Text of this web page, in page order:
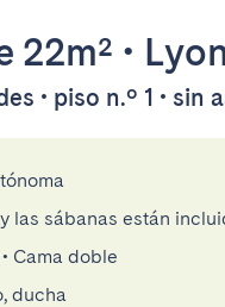
22m² •
• piso n.º 1 • sin
las sábanas están
• Cama doble
ducha